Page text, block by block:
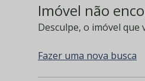
Imóvel não
Desculpe, o imóvel
Fazer uma nova busca